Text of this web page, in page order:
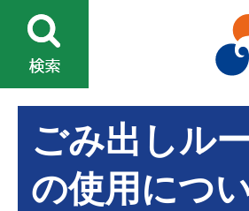
ごみ出しル
の使用につい